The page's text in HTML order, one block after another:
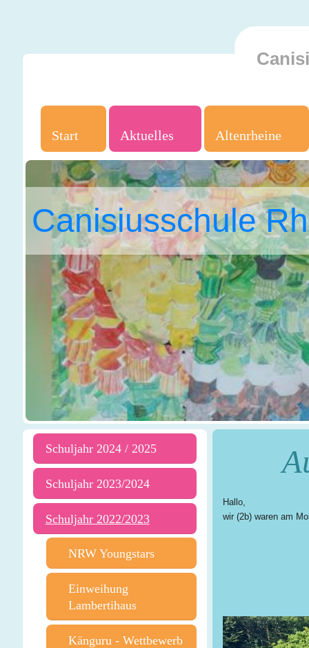
Start Aktuelles Altenrheine
Canisiusschule
Hallo,
wir (2b) waren am
Schuljahr 2024 / 2025
Schuljahr 2023/2024
Schuljahr 2022/2023
NRW Youngstars
Einweihung
Lambertihaus
Känguru - Wettbewerb